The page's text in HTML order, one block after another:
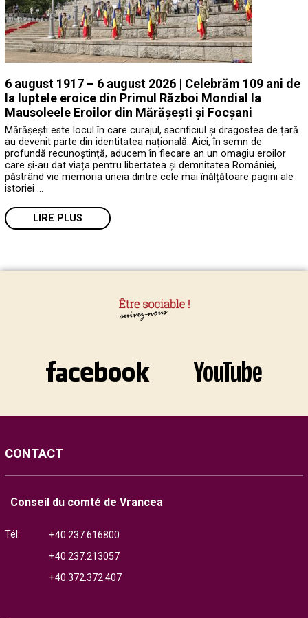
6 august 1917 – 6 august 2026 | Celebrăm 109 ani de
la luptele eroice din Primul Război Mondial la
Mausoleele Eroilor din Mărășești și Focșani
Mărășești este locul în care curajul, sacrificiul și dragostea de țară
au devenit parte din identitatea națională. Aici, în semn de
profundă recunoștință, aducem în fiecare an un omagiu eroilor
care și-au dat viața pentru libertatea și demnitatea României,
păstrând vie memoria uneia dintre cele mai înălțătoare pagini ale
istoriei …
LIRE PLUS
CONTACT
Conseil du comté de Vrancea
Tél:
+40.237.616800
+40.237.213057
+40.372.372.407